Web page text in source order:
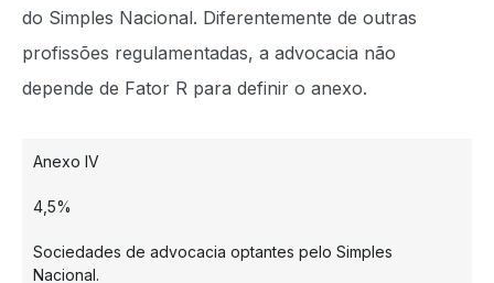
do Simples Nacional. Diferentemente de outras
profissões regulamentadas, a advocacia não
depende de Fator R para definir o anexo.
Anexo IV
4,5%
Sociedades de advocacia optantes pelo Simples
Nacional.